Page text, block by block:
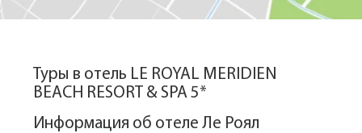
Туры в отель LE ROYAL MERIDIEN
BEACH RESORT & SPA 5*
Информация об отеле Ле Роял